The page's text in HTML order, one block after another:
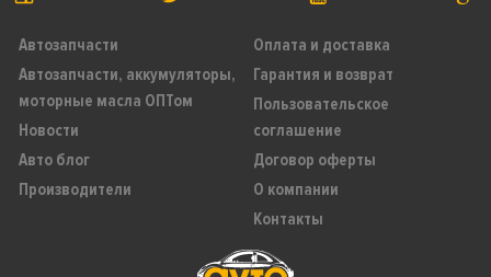
Автозапчасти
Автозапчасти, аккумуляторы,
моторные масла ОПТом
Новости
Авто блог
Производители
Оплата и доставка
Гарантия и возврат
Пользовательское
соглашение
Договор оферты
О компании
Контакты